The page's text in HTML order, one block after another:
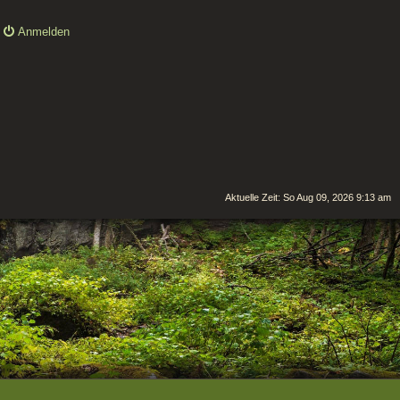
Anmelden
Aktuelle Zeit: So Aug 09, 2026 9:13 am